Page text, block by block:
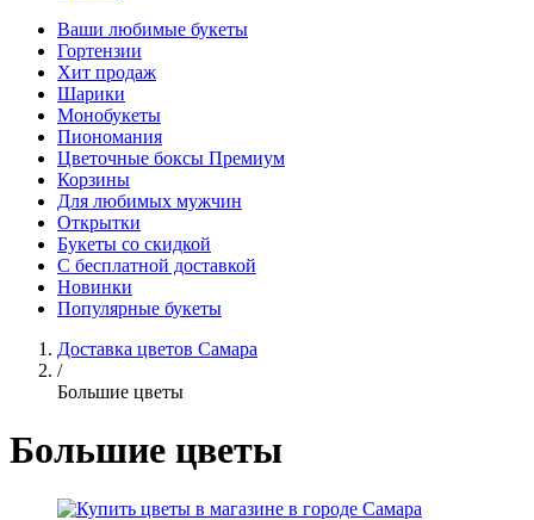
Ваши любимые букеты
Гортензии
Хит продаж
Шарики
Монобукеты
Пиономания
Цветочные боксы Премиум
Корзины
Для любимых мужчин
Открытки
Букеты со скидкой
С бесплатной доставкой
Новинки
Популярные букеты
Доставка цветов Самара
/
Большие цветы
Большие цветы